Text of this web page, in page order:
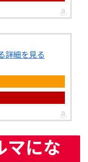
詳細を見る
マにな